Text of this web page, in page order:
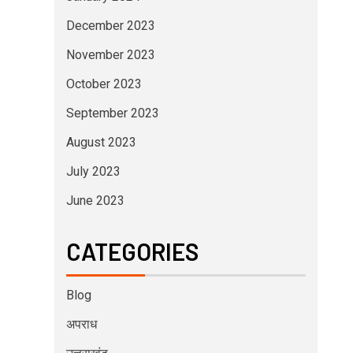
December 2023
November 2023
October 2023
September 2023
August 2023
July 2023
June 2023
CATEGORIES
Blog
अपराध